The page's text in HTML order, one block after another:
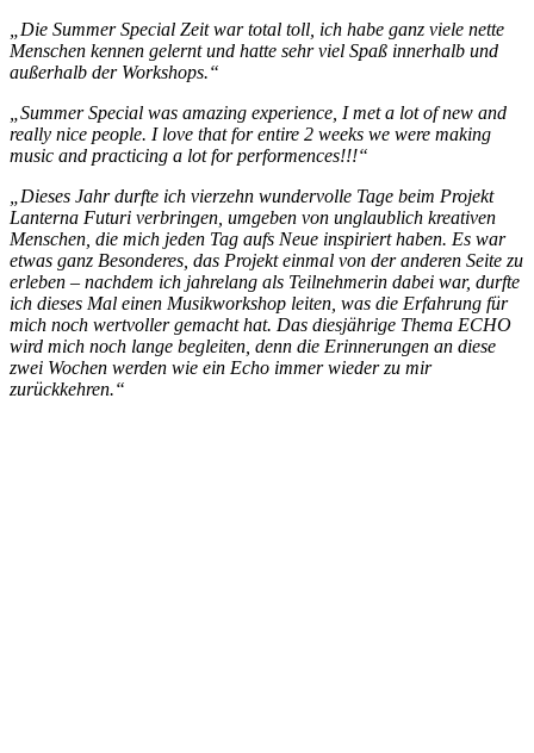
„Die Summer Special Zeit war total toll, ich habe ganz viele nette
Menschen kennen gelernt und hatte sehr viel Spaß innerhalb und
außerhalb der Workshops.“
„Summer Special was amazing experience, I met a lot of new and
really nice people. I love that for entire 2 weeks we were making
music and practicing a lot for performences!!!“
„Dieses Jahr durfte ich vierzehn wundervolle Tage beim Projekt
Lanterna Futuri verbringen, umgeben von unglaublich kreativen
Menschen, die mich jeden Tag aufs Neue inspiriert haben. Es war
etwas ganz Besonderes, das Projekt einmal von der anderen Seite zu
erleben – nachdem ich jahrelang als Teilnehmerin dabei war, durfte
ich dieses Mal einen Musikworkshop leiten, was die Erfahrung für
mich noch wertvoller gemacht hat. Das diesjährige Thema ECHO
wird mich noch lange begleiten, denn die Erinnerungen an diese
zwei Wochen werden wie ein Echo immer wieder zu mir
zurückkehren.“